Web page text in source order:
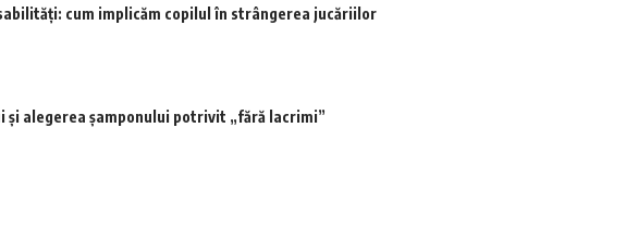
cum implicăm copilul în strângerea jucăriilor
și alegerea șamponului potrivit „fără lacrimi”